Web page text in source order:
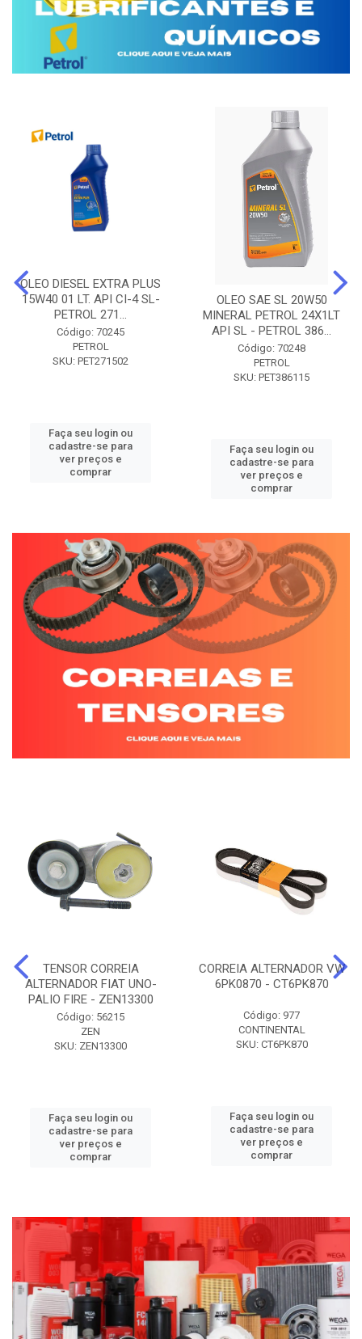
OLEO DIESEL EXTRA PLUS
15W40 01 LT. API CI-4 SL-
PETROL 271...
Código: 70245
PETROL
SKU: PET271502
Faça seu login ou
cadastre-se para
ver preços e
comprar
OLEO SAE SL 20W50
MINERAL PETROL 24X1LT
API SL - PETROL 386...
Código: 70248
PETROL
SKU: PET386115
Faça seu login ou
cadastre-se para
ver preços e
comprar
TENSOR CORREIA
ALTERNADOR FIAT UNO-
PALIO FIRE - ZEN13300
Código: 56215
ZEN
SKU: ZEN13300
Faça seu login ou
cadastre-se para
ver preços e
comprar
CORREIA ALTERNADOR VW
6PK0870 - CT6PK870
Código: 977
CONTINENTAL
SKU: CT6PK870
Faça seu login ou
cadastre-se para
ver preços e
comprar